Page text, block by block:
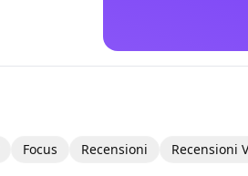
Focus Recensioni Recensioni